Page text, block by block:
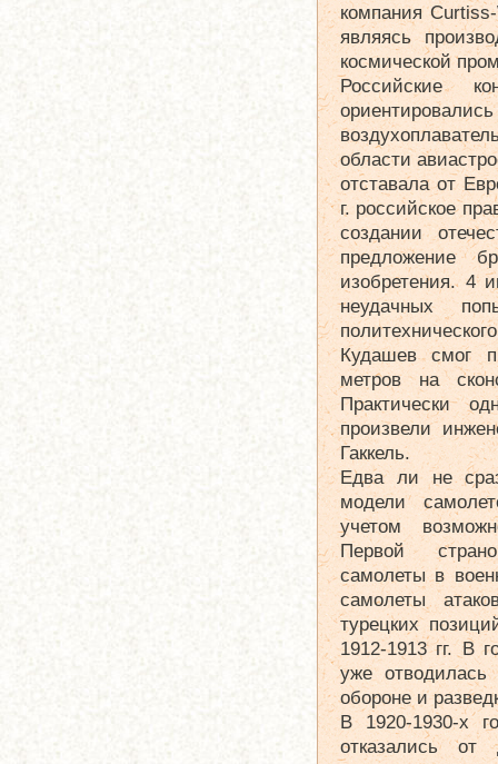
компания
являясь
космической
Российские
области
отставала от
г. российское
создании
предложение
изобретения. 4
неудачных
Кудашев смог
метров на
Практически
произвели
Гаккель.
Едва ли не
модели
учетом
Первой
самолеты в
самолеты
турецких
1912-1913 гг. В
уже
обороне и
В 1920-1930-х
отказались